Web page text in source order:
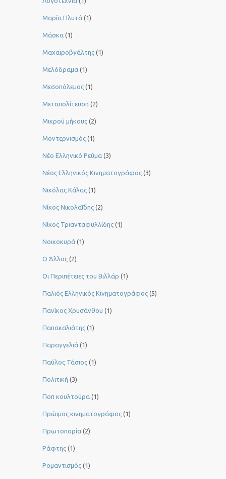
Μαρία Πλυτά (1)
Μάσκα (1)
Μαχαιροβγάλτης (1)
Μελόδραμα (1)
Μεσοπόλεμος (1)
Μεταπολίτευση (2)
Μικρού μήκους (2)
Μοντερνισμός (1)
Νέο Ελληνικό Ρεύμα (3)
Νέος Ελληνικός Κινηματογράφος (3)
Νικόλας Κάλας (1)
Νίκος Νικολαΐδης (2)
Νίκος Τριανταφυλλίδης (1)
Νοικοκυρά (1)
Ο Άλλος (2)
Οι Περιπέτειες του Βιλλάρ (1)
Παλιός Ελληνικός Κινηματογράφος (5)
Πανίκος Χρυσάνθου (1)
Παπακαλιάτης (1)
Παραγγελιά (1)
Παύλος Τάσιος (1)
Πολιτική (3)
Ποπ κουλτούρα (1)
Πρώιμος κινηματογράφος (1)
Πρωτοπορία (2)
Ράφτης (1)
Ρομαντισμός (1)